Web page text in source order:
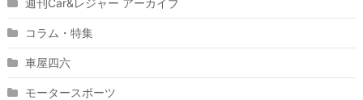
コラム・特集
車屋四六
モータースポーツ